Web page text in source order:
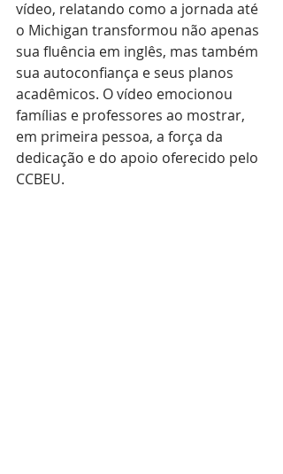
vídeo, relatando como a jornada até
o Michigan transformou não apenas
sua fluência em inglês, mas também
sua autoconfiança e seus planos
acadêmicos. O vídeo emocionou
famílias e professores ao mostrar,
em primeira pessoa, a força da
dedicação e do apoio oferecido pelo
CCBEU.